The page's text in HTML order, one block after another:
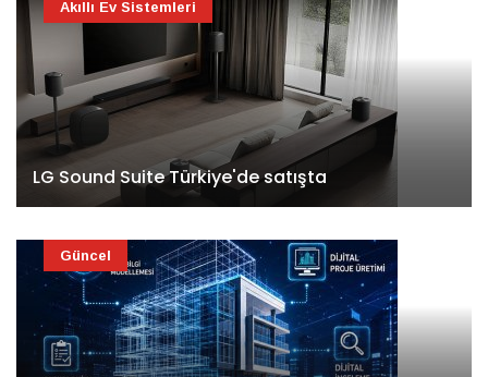
LG Sound Suite Türkiye'de satışta
Akıllı Ev Sistemleri
Güncel